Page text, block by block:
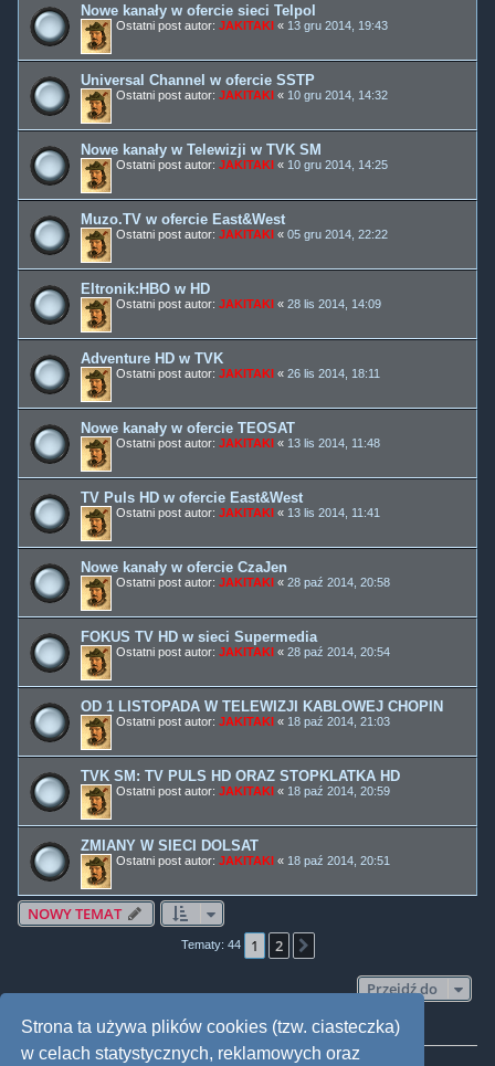
Strona ta używa plików cookies (tzw. ciasteczka)
w celach statystycznych, reklamowych oraz
Nowe kanały w ofercie sieci Telpol
Ostatni post autor: JAKITAKI « 13 gru 2014, 19:43
Universal Channel w ofercie SSTP
Ostatni post autor: JAKITAKI « 10 gru 2014, 14:32
Nowe kanały w Telewizji w TVK SM
Ostatni post autor: JAKITAKI « 10 gru 2014, 14:25
Muzo.TV w ofercie East&West
Ostatni post autor: JAKITAKI « 05 gru 2014, 22:22
Eltronik:HBO w HD
Ostatni post autor: JAKITAKI « 28 lis 2014, 14:09
Adventure HD w TVK
Ostatni post autor: JAKITAKI « 26 lis 2014, 18:11
Nowe kanały w ofercie TEOSAT
Ostatni post autor: JAKITAKI « 13 lis 2014, 11:48
TV Puls HD w ofercie East&West
Ostatni post autor: JAKITAKI « 13 lis 2014, 11:41
Nowe kanały w ofercie CzaJen
Ostatni post autor: JAKITAKI « 28 paź 2014, 20:58
FOKUS TV HD w sieci Supermedia
Ostatni post autor: JAKITAKI « 28 paź 2014, 20:54
OD 1 LISTOPADA W TELEWIZJI KABLOWEJ CHOPIN
Ostatni post autor: JAKITAKI « 18 paź 2014, 21:03
TVK SM: TV PULS HD ORAZ STOPKLATKA HD
Ostatni post autor: JAKITAKI « 18 paź 2014, 20:59
ZMIANY W SIECI DOLSAT
Ostatni post autor: JAKITAKI « 18 paź 2014, 20:51
NOWY TEMAT
Tematy: 44 1 2
Przejdź do
TWOJE UPRAWNIENIA NA TYM FORUM
Nie możesztworzyć nowych tematów